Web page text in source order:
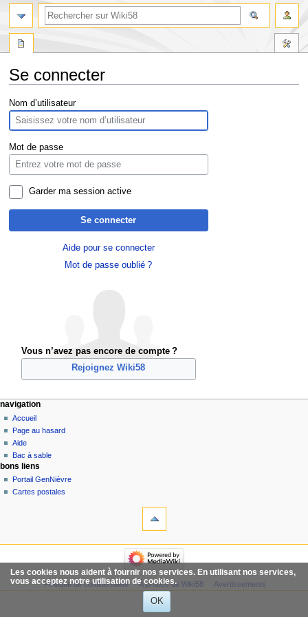
Se connecter
Aller
à
la
navigation
Aller
à
la
recherche
Nom d’utilisateur
Mot de passe
Garder ma session active
Se connecter
Aide pour se connecter
Mot de passe oublié ?
Vous n’avez pas encore de compte ?
Rejoignez Wiki58
Les cookies nous aident à fournir nos services. En utilisant nos services,
vous acceptez notre utilisation de cookies.
OK
navigation
Accueil
Page au hasard
Aide
Bac à sable
bons liens
Portail GenNièvre
Cartes postales
Politique de confidentialité À propos de Wiki58 Avertissements